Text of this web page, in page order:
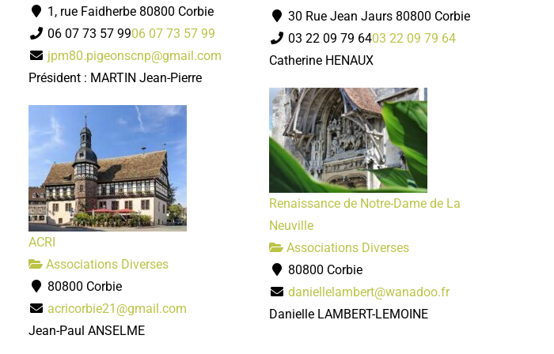
30 Rue Jean Jaurs 80800 Corbie
03 22 09 79 6403 22 09 79 64
Catherine HENAUX
1, rue Faidherbe 80800 Corbie
06 07 73 57 9906 07 73 57 99
jpm80.pigeonscnp@gmail.com
Président : MARTIN Jean-Pierre
Renaissance de Notre-Dame de La
Neuville
Associations Diverses
80800 Corbie
daniellelambert@wanadoo.fr
Danielle LAMBERT-LEMOINE
ACRI
Associations Diverses
80800 Corbie
acricorbie21@gmail.com
Jean-Paul ANSELME